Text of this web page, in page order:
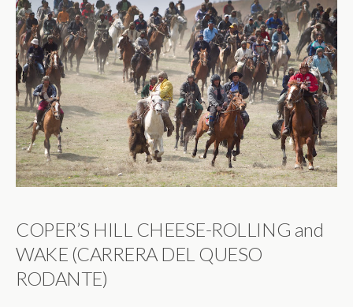
COPER’S HILL CHEESE-ROLLING and
WAKE (CARRERA DEL QUESO
RODANTE)